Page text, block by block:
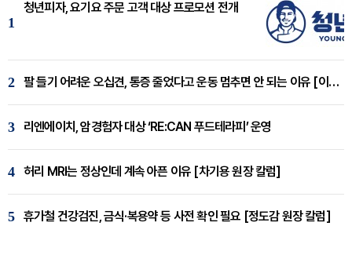
1
청년피자, 요기요 주문 고객 대상 프로모션 전개
2 팔 들기 어려운 오십견, 통증 줄었다고 운동 멈추면 안 되는 이유 [이병욱 원장 칼럼]
3 리엔에이치, 암경험자 대상 ‘RE:CAN 푸드테라피’ 운영
4 허리 MRI는 정상인데 계속 아픈 이유 [차기용 원장 칼럼]
5 휴가철 건강검진, 금식·복용약 등 사전 확인 필요 [정도감 원장 칼럼]